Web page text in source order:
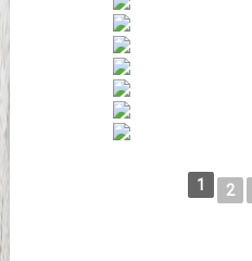
1 2